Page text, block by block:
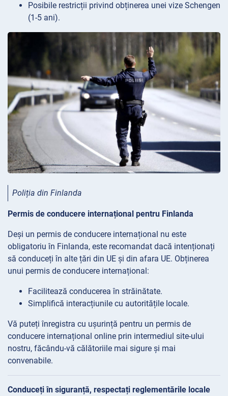
Posibile restricții privind obținerea unei vize Schengen
(1-5 ani).
Poliția din Finlanda
Permis de conducere internațional pentru Finlanda
Deși un permis de conducere internațional nu este
obligatoriu în Finlanda, este recomandat dacă intenționați
să conduceți în alte țări din UE și din afara UE. Obținerea
unui permis de conducere internațional:
Facilitează conducerea în străinătate.
Simplifică interacțiunile cu autoritățile locale.
Vă puteți înregistra cu ușurință pentru un permis de
conducere internațional online prin intermediul site-ului
nostru, făcându-vă călătoriile mai sigure și mai
convenabile.
Conduceți în siguranță, respectați reglementările locale